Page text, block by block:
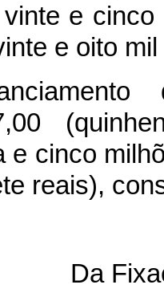
e
e oito
e cinco
reais),
Da